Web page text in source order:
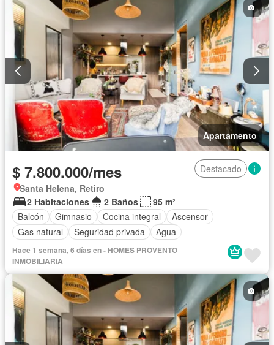
Apartamento
$ 7.800.000/mes
Destacado
Santa Helena, Retiro
2 Habitaciones
2 Baños
95 m²
Balcón
Gimnasio Cocina integral
Ascensor
Gas natural
Seguridad privada Agua
Hace 1 semana, 6 días en - HOMES PROVENTO
INMOBILIARIA